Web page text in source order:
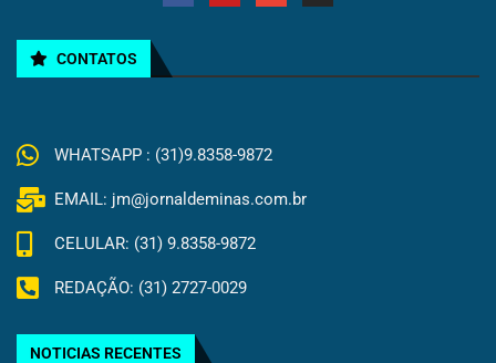
CONTATOS
WHATSAPP : (31)9.8358-9872
EMAIL: jm@jornaldeminas.com.br
CELULAR: (31) 9.8358-9872
REDAÇÃO: (31) 2727-0029
NOTICIAS RECENTES